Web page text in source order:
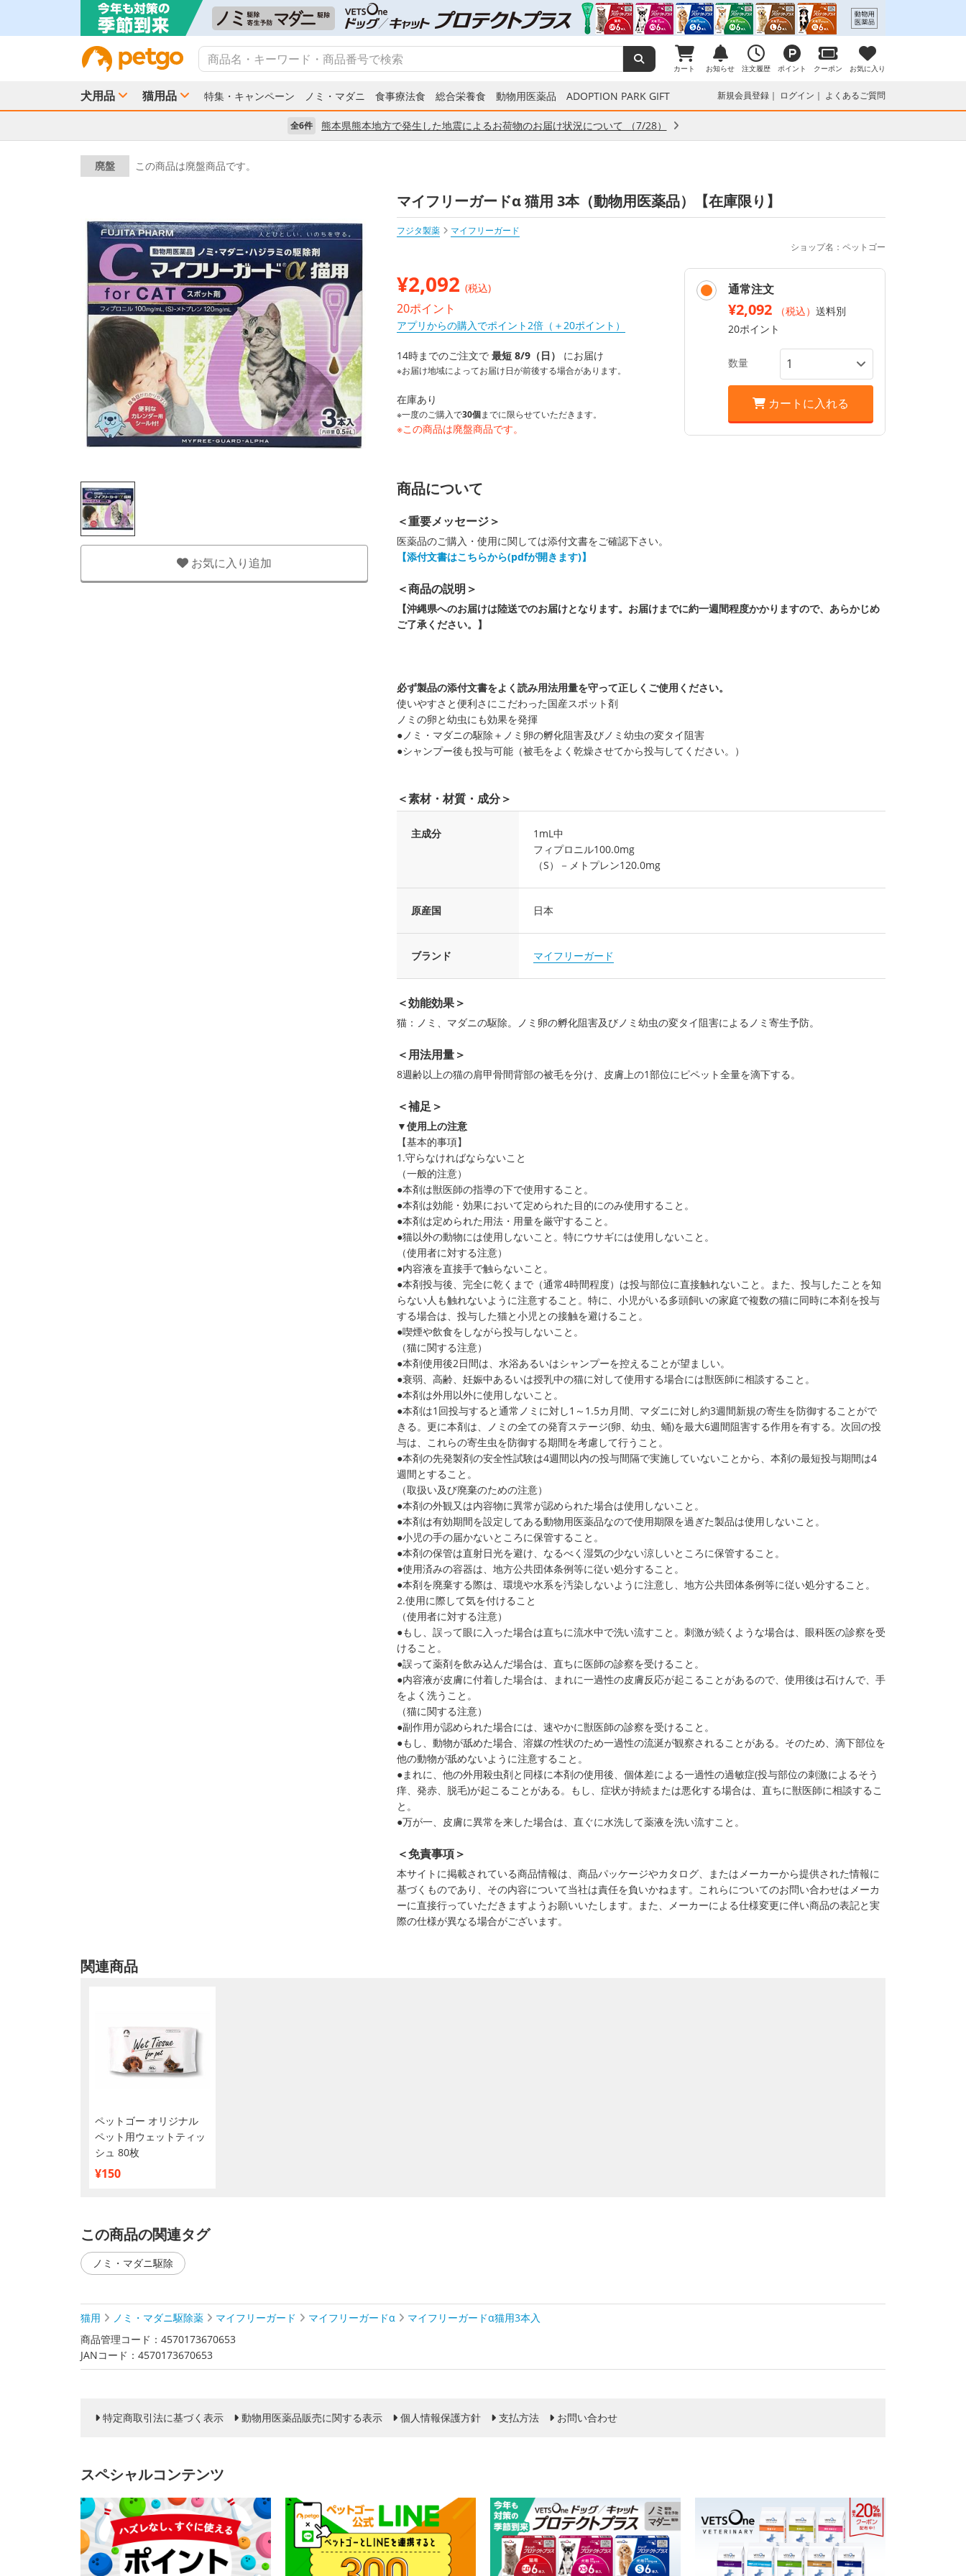
カート お知らせ 注文履歴 ポイント クーポン お気に入り
犬用品 猫用品 特集・キャンペーン ノミ・マダニ 食事療法食 総合栄養食 動物用医薬品 ADOPTION PARK GIFT 新規会員登録 ログイン よくあるご質問
全6件 熊本県熊本地方で発生した地震によるお荷物のお届け状況について （7/28）
廃盤 この商品は廃盤商品です。
お気に入り追加
マイフリーガードα 猫用 3本（動物用医薬品）【在庫限り】
フジタ製薬
マイフリーガード
ショップ名：ペットゴー
¥2,092 (税込)
20ポイント
アプリからの購入でポイント2倍（＋20ポイント）
14時までのご注文で 最短 8/9（日） にお届け
※お届け地域によってお届け日が前後する場合があります。
在庫あり
※一度のご購入で30個までに限らせていただきます。
※この商品は廃盤商品です。
通常注文
¥2,092 （税込） 送料別
20ポイント
数量
カートに入れる
商品について
＜重要メッセージ＞
医薬品のご購入・使用に関しては添付文書をご確認下さい。
【添付文書はこちらから(pdfが開きます)】
＜商品の説明＞
【沖縄県へのお届けは陸送でのお届けとなります。お届けまでに約一週間程度かかりますので、あらかじめ
ご了承ください。】
必ず製品の添付文書をよく読み用法用量を守って正しくご使用ください。
使いやすさと便利さにこだわった国産スポット剤
ノミの卵と幼虫にも効果を発揮
●ノミ・マダニの駆除＋ノミ卵の孵化阻害及びノミ幼虫の変タイ阻害
●シャンプー後も投与可能（被毛をよく乾燥させてから投与してください。）
＜素材・材質・成分＞
主成分
1mL中
フィプロニル100.0mg
（S）－メトプレン120.0mg
原産国 日本
ブランド マイフリーガード
＜効能効果＞
猫：ノミ、マダニの駆除。ノミ卵の孵化阻害及びノミ幼虫の変タイ阻害によるノミ寄生予防。
＜用法用量＞
8週齢以上の猫の肩甲骨間背部の被毛を分け、皮膚上の1部位にピペット全量を滴下する。
＜補足＞
▼使用上の注意
【基本的事項】
1.守らなければならないこと
（一般的注意）
●本剤は獣医師の指導の下で使用すること。
●本剤は効能・効果において定められた目的にのみ使用すること。
●本剤は定められた用法・用量を厳守すること。
●猫以外の動物には使用しないこと。特にウサギには使用しないこと。
（使用者に対する注意）
●内容液を直接手で触らないこと。
●本剤投与後、完全に乾くまで（通常4時間程度）は投与部位に直接触れないこと。また、投与したことを知
らない人も触れないように注意すること。特に、小児がいる多頭飼いの家庭で複数の猫に同時に本剤を投与
する場合は、投与した猫と小児との接触を避けること。
●喫煙や飲食をしながら投与しないこと。
（猫に関する注意）
●本剤使用後2日間は、水浴あるいはシャンプーを控えることが望ましい。
●衰弱、高齢、妊娠中あるいは授乳中の猫に対して使用する場合には獣医師に相談すること。
●本剤は外用以外に使用しないこと。
●本剤は1回投与すると通常ノミに対し1～1.5カ月間、マダニに対し約3週間新規の寄生を防御することがで
きる。更に本剤は、ノミの全ての発育ステージ(卵、幼虫、蛹)を最大6週間阻害する作用を有する。次回の投
与は、これらの寄生虫を防御する期間を考慮して行うこと。
●本剤の先発製剤の安全性試験は4週間以内の投与間隔で実施していないことから、本剤の最短投与期間は4
週間とすること。
（取扱い及び廃棄のための注意）
●本剤の外観又は内容物に異常が認められた場合は使用しないこと。
●本剤は有効期間を設定してある動物用医薬品なので使用期限を過ぎた製品は使用しないこと。
●小児の手の届かないところに保管すること。
●本剤の保管は直射日光を避け、なるべく湿気の少ない涼しいところに保管すること。
●使用済みの容器は、地方公共団体条例等に従い処分すること。
●本剤を廃棄する際は、環境や水系を汚染しないように注意し、地方公共団体条例等に従い処分すること。
2.使用に際して気を付けること
（使用者に対する注意）
●もし、誤って眼に入った場合は直ちに流水中で洗い流すこと。刺激が続くような場合は、眼科医の診察を受
けること。
●誤って薬剤を飲み込んだ場合は、直ちに医師の診察を受けること。
●内容液が皮膚に付着した場合は、まれに一過性の皮膚反応が起こることがあるので、使用後は石けんで、手
をよく洗うこと。
（猫に関する注意）
●副作用が認められた場合には、速やかに獣医師の診察を受けること。
●もし、動物が舐めた場合、溶媒の性状のため一過性の流涎が観察されることがある。そのため、滴下部位を
他の動物が舐めないように注意すること。
●まれに、他の外用殺虫剤と同様に本剤の使用後、個体差による一過性の過敏症(投与部位の刺激によるそう
痒、発赤、脱毛)が起こることがある。もし、症状が持続または悪化する場合は、直ちに獣医師に相談するこ
と。
●万が一、皮膚に異常を来した場合は、直ぐに水洗して薬液を洗い流すこと。
＜免責事項＞
本サイトに掲載されている商品情報は、商品パッケージやカタログ、またはメーカーから提供された情報に
基づくものであり、その内容について当社は責任を負いかねます。これらについてのお問い合わせはメーカ
ーに直接行っていただきますようお願いいたします。また、メーカーによる仕様変更に伴い商品の表記と実
際の仕様が異なる場合がございます。
関連商品
ペットゴー オリジナル
ペット用ウェットティッ
シュ 80枚
¥150
この商品の関連タグ
ノミ・マダニ駆除
猫用 ノミ・マダニ駆除薬 マイフリーガード マイフリーガードα
マイフリーガードα猫用3本入
商品管理コード：4570173670653
JANコード：4570173670653
特定商取引法に基づく表示 動物用医薬品販売に関する表示 個人情報保護方針 支払方法 お問い合わせ
スペシャルコンテンツ